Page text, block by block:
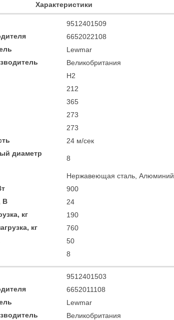
Характеристики
9512401509
6652022108
Lewmar
Великобритания
H2
212
365
273
273
24 м/сек
диаметр
8
Нержавеющая сталь, Алюминий
900
В
24
кг
190
кг
760
50
8
9512401503
6652011108
Lewmar
Великобритания